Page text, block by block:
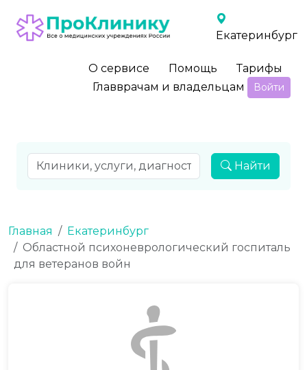
Екатеринбург
О сервисе Помощь
Тарифы
Главврачам и владельцам
Войти
Найти
Главная
Екатеринбург
Областной психоневрологический госпиталь
для ветеранов войн